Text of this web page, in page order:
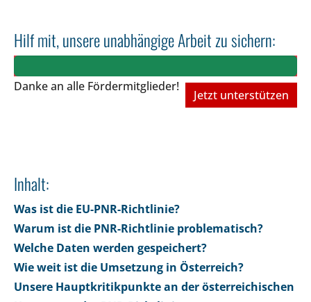
Hilf mit, unsere unabhängige Arbeit zu sichern:
Danke an alle Fördermitglieder!
Jetzt unterstützen
Inhalt:
Was ist die EU-PNR-Richtlinie?
Warum ist die PNR-Richtlinie problematisch?
Welche Daten werden gespeichert?
Wie weit ist die Umsetzung in Österreich?
Unsere Hauptkritikpunkte an der österreichischen